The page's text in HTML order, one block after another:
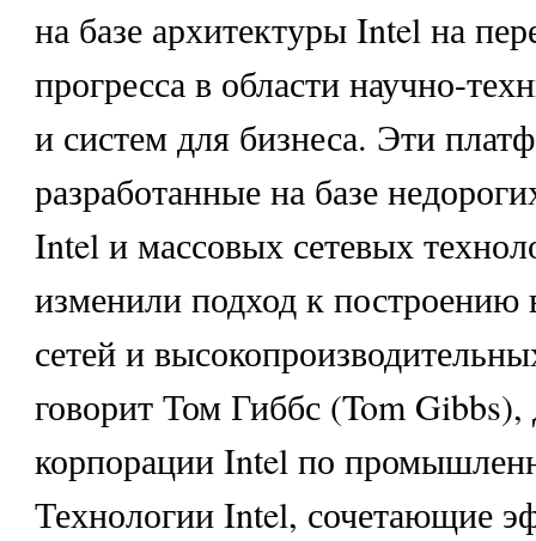
на базе архитектуры Intel на
прогресса в области научно-
и систем для бизнеса. Эти
разработанные на базе
Intel и массовых сетевых
изменили подход к построению
сетей и
говорит Том Гиббс (Tom Gibbs),
корпорации Intel по
Технологии Intel, сочетающие